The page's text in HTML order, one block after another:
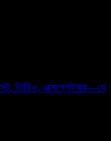
ভিডিও, এক্সপ্লেইনার—যে